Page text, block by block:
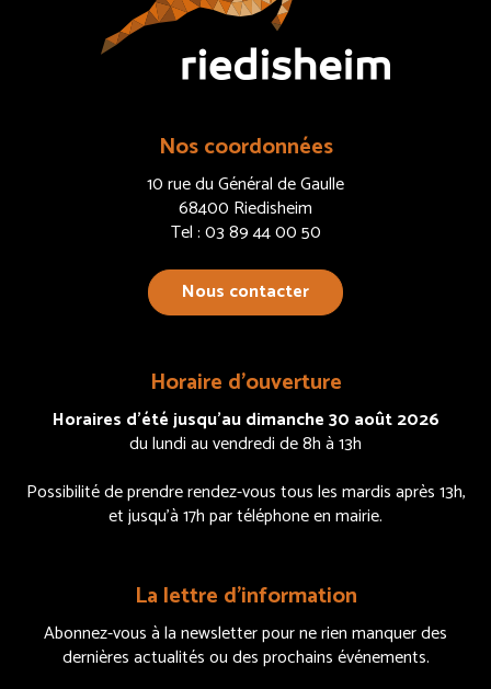
Nos coordonnées
10 rue du Général de Gaulle
68400 Riedisheim
Tel : 03 89 44 00 50
Nous contacter
Horaire d’ouverture
Horaires d’été jusqu’au dimanche 30 août 2026
du lundi au vendredi de 8h à 13h
Possibilité de prendre rendez-vous tous les mardis après 13h,
et jusqu’à 17h par téléphone en mairie.
La lettre d’information
Abonnez-vous à la newsletter pour ne rien manquer des
dernières actualités ou des prochains événements.